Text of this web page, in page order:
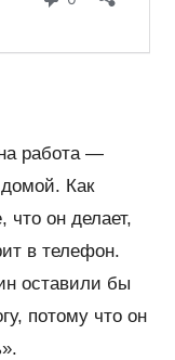
работа —
Как
что он делает,
в телефон.
оставили бы
потому что он